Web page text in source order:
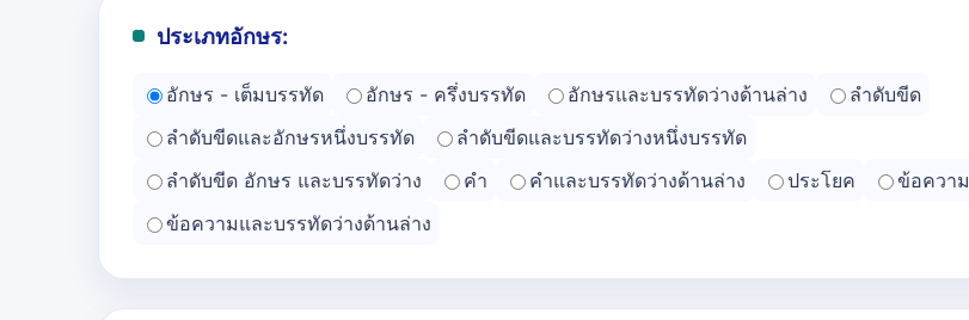
ประเภทอักษร:
อักษร - เต็มบรรทัด อักษร - ครึ่งบรรทัด อักษรและบรรทัดว่างด้านล่าง
ลำดับขีด
ลำดับขีดและอักษรหนึ่งบรรทัด
ลำดับขีดและบรรทัดว่างหนึ่งบรรทัด
ลำดับขีด อักษร และบรรทัดว่าง
คำ คำและบรรทัดว่างด้านล่าง ประโยค
ข้อความ
ข้อความและบรรทัดว่างด้านล่าง